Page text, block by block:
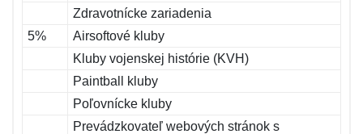
Zdravotnícke zariadenia
5%
Airsoftové kluby
Kluby vojenskej histórie (KVH)
Paintball kluby
Poľovnícke kluby
Prevádzkovateľ webových stránok s